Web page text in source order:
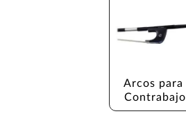
Arcos para
Contrabajo